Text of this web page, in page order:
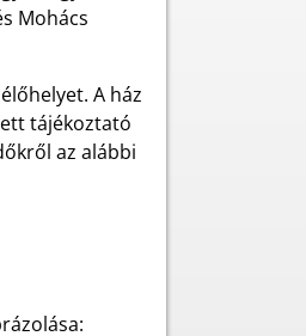
Mohács
A ház
tájékoztató
az alábbi